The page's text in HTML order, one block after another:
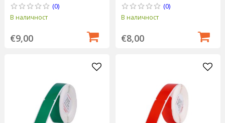
(0)
В наличност
€9,00
(0)
В наличност
€8,00